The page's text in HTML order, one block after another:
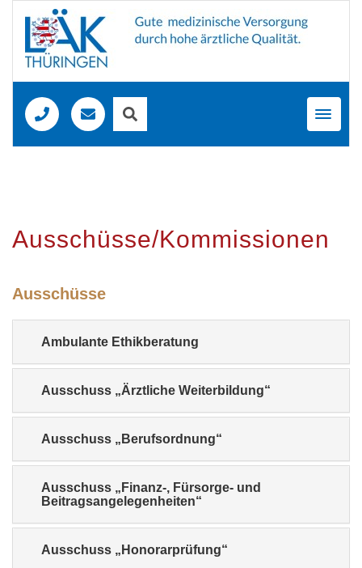
Ausschüsse/Kommissionen
Ausschüsse
Ambulante Ethikberatung
Ausschuss „Ärztliche Weiterbildung“
Ausschuss „Berufsordnung“
Ausschuss „Finanz-, Fürsorge- und
Beitragsangelegenheiten“
Ausschuss „Honorarprüfung“